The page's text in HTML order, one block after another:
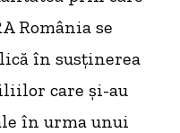
România se
în susținerea
care și-au
în urma unui